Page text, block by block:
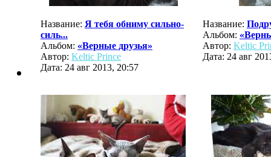
Название: Я тебя обниму сильно-
силь...
Альбом: «Верные друзья»
Автор: Keltic Prince
Дата: 24 авг 2013, 20:57
Название:
Альбом:
Автор: Keltic
Дата: 24 авг